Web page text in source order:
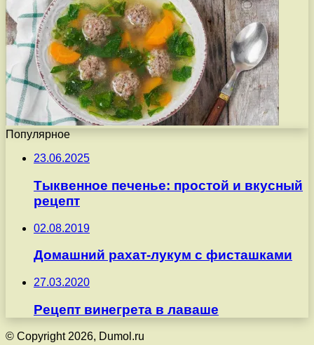
Популярное
23.06.2025
Тыквенное печенье: простой и вкусный
рецепт
02.08.2019
Домашний рахат-лукум с фисташками
27.03.2020
Рецепт винегрета в лаваше
© Copyright 2026, Dumol.ru